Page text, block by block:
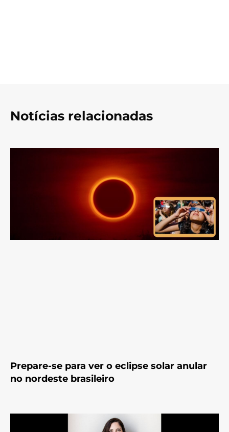
Notícias relacionadas
Prepare-se para ver o eclipse solar anular
no nordeste brasileiro